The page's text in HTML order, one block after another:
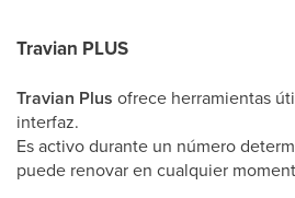
Travian PLUS
Travian Plus ofrece herramientas
interfaz.
Es activo durante un número
puede renovar en cualquier